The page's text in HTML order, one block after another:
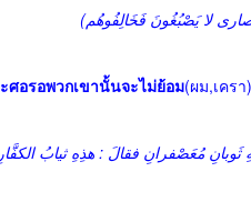
อรอพวกเขานั้นจะไม่ย้อม(ผม,เครา)
مُعَصْفرانِ فقالَ : هذِهِ ثيابُ الكفَّارِ